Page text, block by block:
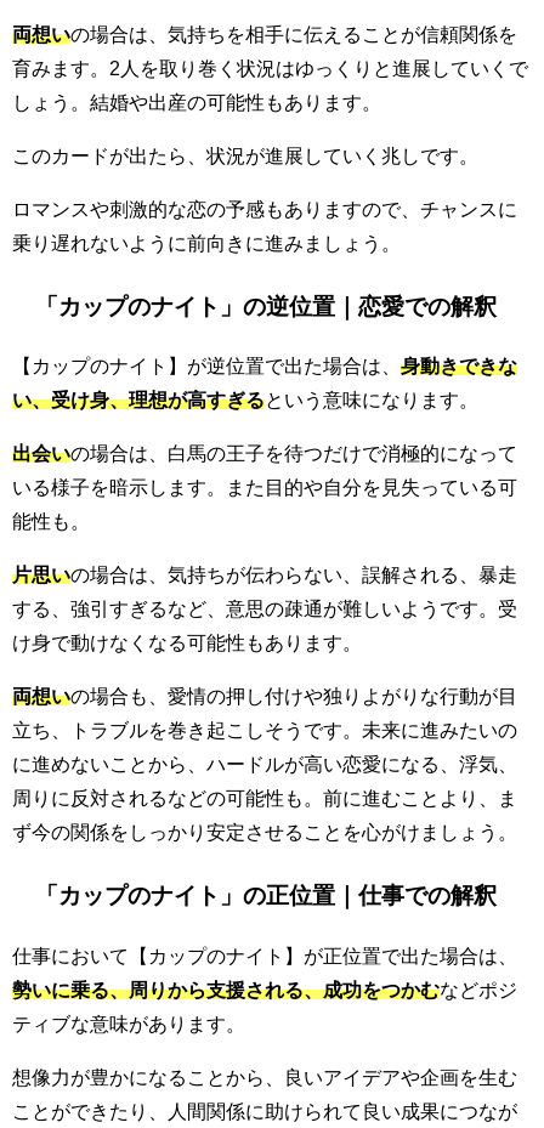
両想いの場合は、気持ちを相手に伝えることが信頼関係を
育みます。2人を取り巻く状況はゆっくりと進展していくで
しょう。結婚や出産の可能性もあります。
このカードが出たら、状況が進展していく兆しです。
ロマンスや刺激的な恋の予感もありますので、チャンスに
乗り遅れないように前向きに進みましょう。
「カップのナイト」の逆位置｜恋愛での解釈
【カップのナイト】が逆位置で出た場合は、 身動きできな
い、受け身、理想が高すぎるという意味になります。
出会いの場合は、白馬の王子を待つだけで消極的になって
いる様子を暗示します。また目的や自分を見失っている可
能性も。
片思いの場合は、気持ちが伝わらない、誤解される、暴走
する、強引すぎるなど、意思の疎通が難しいようです。受
け身で動けなくなる可能性もあります。
両想いの場合も、愛情の押し付けや独りよがりな行動が目
立ち、トラブルを巻き起こしそうです。未来に進みたいの
に進めないことから、ハードルが高い恋愛になる、浮気、
周りに反対されるなどの可能性も。前に進むことより、ま
ず今の関係をしっかり安定させることを心がけましょう。
「カップのナイト」の正位置｜仕事での解釈
仕事において【カップのナイト】が正位置で出た場合は、
勢いに乗る、周りから支援される、成功をつかむなどポジ
ティブな意味があります。
想像力が豊かになることから、良いアイデアや企画を生む
ことができたり、人間関係に助けられて良い成果につなが